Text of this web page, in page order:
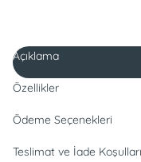
Açıklama
Özellikler
Ödeme Seçenekleri
Teslimat ve İade Koşulları